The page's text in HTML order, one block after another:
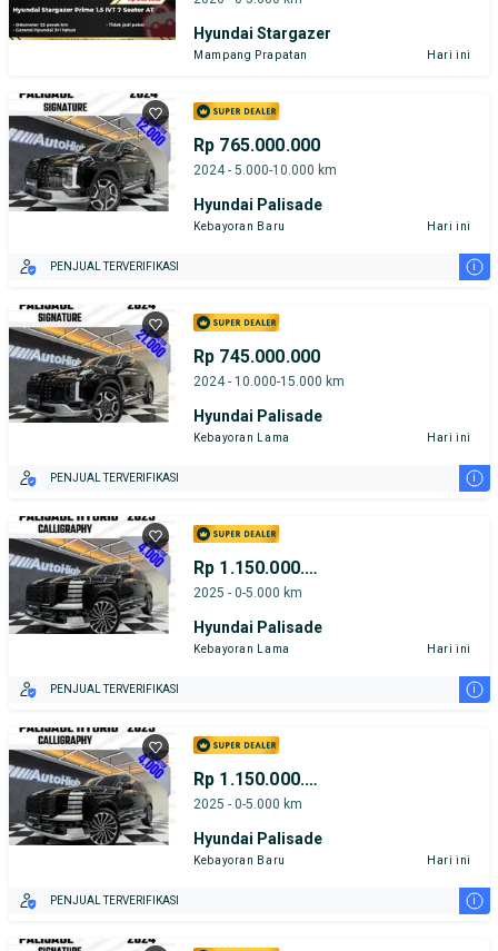
Hyundai Stargazer
Mampang Prapatan Hari ini
Rp 765.000.000
2024 - 5.000-10.000 km
Hyundai Palisade
Kebayoran Baru Hari ini
PENJUAL TERVERIFIKASI i
Rp 745.000.000
2024 - 10.000-15.000 km
Hyundai Palisade
Kebayoran Lama Hari ini
PENJUAL TERVERIFIKASI i
Rp 1.150.000.000
2025 - 0-5.000 km
Hyundai Palisade
Kebayoran Lama Hari ini
PENJUAL TERVERIFIKASI i
Rp 1.150.000.000
2025 - 0-5.000 km
Hyundai Palisade
Kebayoran Baru Hari ini
PENJUAL TERVERIFIKASI i